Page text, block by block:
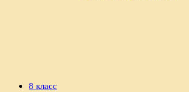
8 класс